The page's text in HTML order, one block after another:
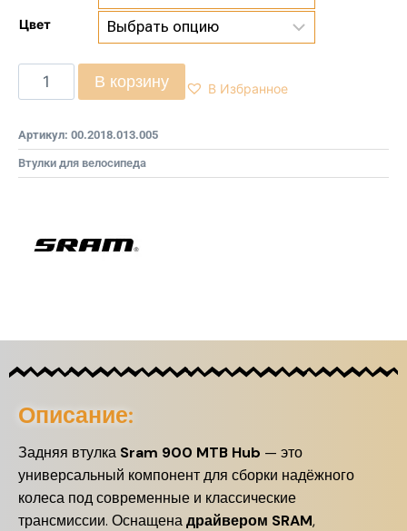
Цвет
В корзину В Избранное
Артикул: 00.2018.013.005
Втулки для велосипеда
Описание:
Задняя втулка Sram 900 MTB Hub — это
универсальный компонент для сборки надёжного
колеса под современные и классические
трансмиссии. Оснащенадрайвером SRAM,